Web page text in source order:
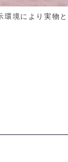
境により実物と